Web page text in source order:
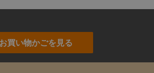
お買い物かごを見る